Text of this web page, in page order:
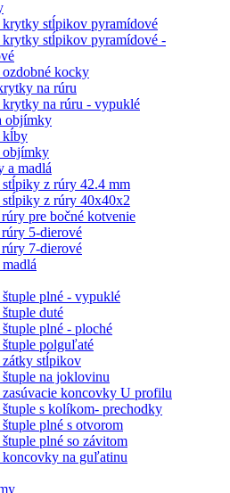
krytky stĺpikov pyramídové
krytky stĺpikov pyramídové -
kocky
na rúru
krytky na rúru - vypuklé
objímky
kĺby
objímky
a madlá
stĺpiky z rúry 42.4 mm
stĺpiky z rúry 40x40x2
pre bočné kotvenie
5-dierové
7-dierové
plné - vypuklé
duté
plné - ploché
polguľaté
zátky stĺpikov
na joklovinu
zasúvacie koncovky U profilu
s kolíkom- prechodky
plné s otvorom
plné so závitom
koncovky na guľatinu